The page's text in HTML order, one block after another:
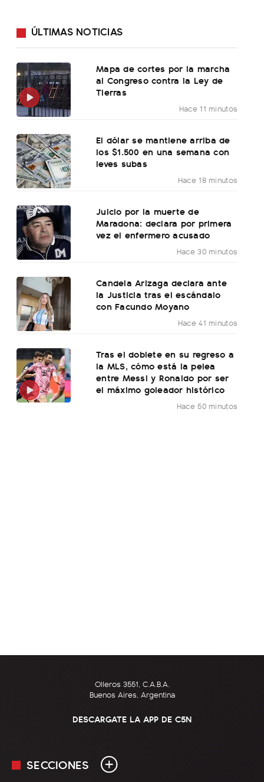
ÚLTIMAS NOTICIAS
Mapa de cortes por la marcha
al Congreso contra la Ley de
Tierras
Hace 11 minutos
El dólar se mantiene arriba de
los $1.500 en una semana con
leves subas
Hace 18 minutos
Juicio por la muerte de
Maradona: declara por primera
vez el enfermero acusado
Hace 30 minutos
Candela Arizaga declara ante
la Justicia tras el escándalo
con Facundo Moyano
Hace 41 minutos
Tras el doblete en su regreso a
la MLS, cómo está la pelea
entre Messi y Ronaldo por ser
el máximo goleador histórico
Hace 50 minutos
Olleros 3551, C.A.B.A.
Buenos Aires, Argentina
DESCARGATE LA APP DE C5N
SECCIONES